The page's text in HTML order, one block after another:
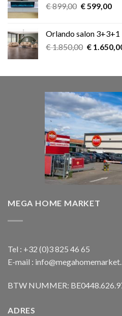
€899,00
€ 899,00.
€599,00
€
Orlando salon 3+3+1
€1.850,00
€
€
MEGA HOME MARKET
Tel : +32 (0)3 825 46 65
E-mail :
BTW NUMMER:
ADRES